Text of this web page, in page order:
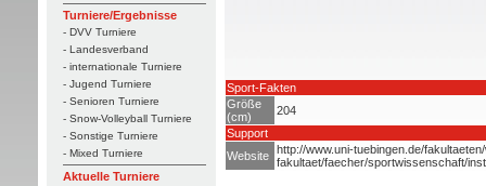
Turniere/Ergebnisse
- DVV Turniere
- Landesverband
- internationale Turniere
- Jugend Turniere
- Senioren Turniere
- Snow-Volleyball Turniere
- Sonstige Turniere
- Mixed Turniere
Aktuelle Turniere
Sport-Fakten
Größe
(cm)
204
Support
Website
http://www.uni-tuebingen.de/
fakultaet/faecher/sportwissenschaft/